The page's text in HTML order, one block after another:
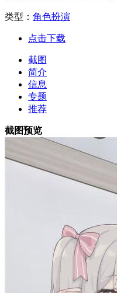
类型： 角色扮演
点击下载
截图
简介
信息
专题
推荐
截图预览